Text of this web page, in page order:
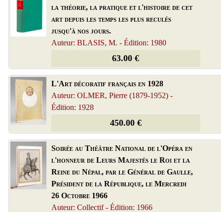
la théorie, la pratique et l'histoire de cet
art depuis les temps les plus reculés
jusqu'à nos jours.
Auteur: BLASIS, M. - Édition: 1980
63.00 €
L'Art décoratif français en 1928
Auteur: OLMER, Pierre (1879-1952) -
Édition: 1928
450.00 €
Soirée au Théâtre National de l'Opéra en
l'honneur de Leurs Majestés le Roi et la
Reine du Népal, par le Général de Gaulle,
Président de la République, le Mercredi
26 Octobre 1966
Auteur: Collectif - Édition: 1966